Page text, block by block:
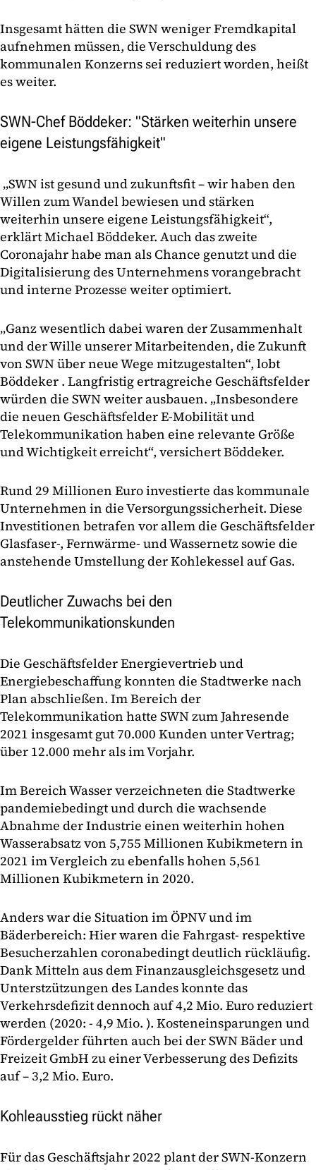
Insgesamt hätten die SWN weniger Fremdkapital
aufnehmen müssen, die Verschuldung des
kommunalen Konzerns sei reduziert worden, heißt
es weiter.
SWN-Chef Böddeker: "Stärken weiterhin unsere
eigene Leistungsfähigkeit"
„SWN ist gesund und zukunftsfit – wir haben den
Willen zum Wandel bewiesen und stärken
weiterhin unsere eigene Leistungsfähigkeit“,
erklärt Michael Böddeker. Auch das zweite
Coronajahr habe man als Chance genutzt und die
Digitalisierung des Unternehmens vorangebracht
und interne Prozesse weiter optimiert.
„Ganz wesentlich dabei waren der Zusammenhalt
und der Wille unserer Mitarbeitenden, die Zukunft
von SWN über neue Wege mitzugestalten“, lobt
Böddeker . Langfristig ertragreiche Geschäftsfelder
würden die SWN weiter ausbauen. „Insbesondere
die neuen Geschäftsfelder E-Mobilität und
Telekommunikation haben eine relevante Größe
und Wichtigkeit erreicht“, versichert Böddeker.
Rund 29 Millionen Euro investierte das kommunale
Unternehmen in die Versorgungssicherheit. Diese
Investitionen betrafen vor allem die Geschäftsfelder
Glasfaser-, Fernwärme- und Wassernetz sowie die
anstehende Umstellung der Kohlekessel auf Gas.
Deutlicher Zuwachs bei den
Telekommunikationskunden
Die Geschäftsfelder Energievertrieb und
Energiebeschaffung konnten die Stadtwerke nach
Plan abschließen. Im Bereich der
Telekommunikation hatte SWN zum Jahresende
2021 insgesamt gut 70.000 Kunden unter Vertrag;
über 12.000 mehr als im Vorjahr.
Im Bereich Wasser verzeichneten die Stadtwerke
pandemiebedingt und durch die wachsende
Abnahme der Industrie einen weiterhin hohen
Wasserabsatz von 5,755 Millionen Kubikmetern in
2021 im Vergleich zu ebenfalls hohen 5,561
Millionen Kubikmetern in 2020.
Anders war die Situation im ÖPNV und im
Bäderbereich: Hier waren die Fahrgast- respektive
Besucherzahlen coronabedingt deutlich rückläufig.
Dank Mitteln aus dem Finanzausgleichsgesetz und
Unterstzützungen des Landes konnte das
Verkehrsdefizit dennoch auf 4,2 Mio. Euro reduziert
werden (2020: - 4,9 Mio. ). Kosteneinsparungen und
Fördergelder führten auch bei der SWN Bäder und
Freizeit GmbH zu einer Verbesserung des Defizits
auf – 3,2 Mio. Euro.
Kohleausstieg rückt näher
Für das Geschäftsjahr 2022 plant der SWN-Konzern